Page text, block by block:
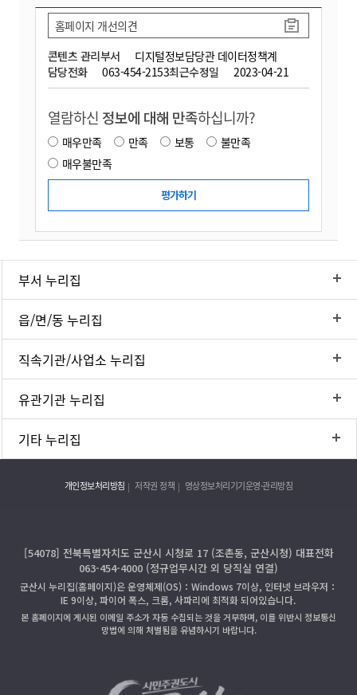
콘텐츠 관리부서
디지털정보담당관 데이터정책계
담당전화
063-454-2153최근수정일 2023-04-21
홈페이지 개선의견
열람하신 정보에 대해 만족하십니까?
매우만족 만족 보통
불만족
매우불만족
부서 누리집
읍/면/동 누리집
직속기관/사업소 누리집
유관기관 누리집
기타 누리집
개인정보처리방침 저작권 정책 영상정보처리기기운영·관리방침
[54078] 전북특별자치도 군산시 시청로 17 (조촌동, 군산시청) 대표전화
063-454-4000 (정규업무시간 외 당직실 연결)
군산시 누리집(홈페이지)은 운영체제(OS)：Windows 7이상, 인터넷 브라우저：
IE 9이상, 파이어 폭스, 크롬, 사파리에 최적화 되어있습니다.
본 홈페이지에 게시된 이메일 주소가 자동 수집되는 것을 거부하며, 이를 위반시 정보통신
망법에 의해 처벌됨을 유념하시기 바랍니다.